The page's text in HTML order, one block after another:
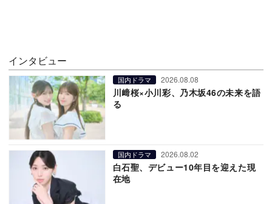
インタビュー
国内ドラマ 2026.08.08
川﨑桜×小川彩、乃木坂46の未来を語
る
国内ドラマ 2026.08.02
白石聖、デビュー10年目を迎えた現
在地